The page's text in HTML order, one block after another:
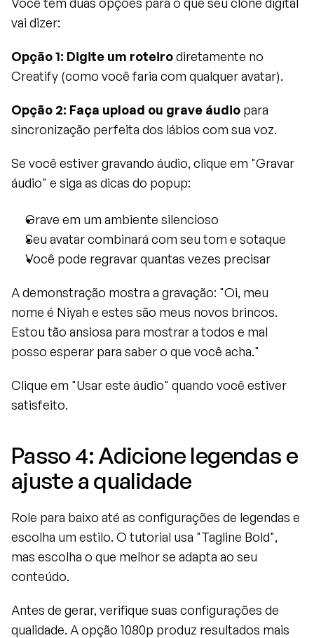
vai dizer:
Opção 1: Digite um roteiro diretamente no
Creatify (como você faria com qualquer avatar).
Opção 2: Faça upload ou grave áudio para
sincronização perfeita dos lábios com sua voz.
Se você estiver gravando áudio, clique em "Gravar
áudio" e siga as dicas do popup:
Grave em um ambiente silencioso
Seu avatar combinará com seu tom e sotaque
Você pode regravar quantas vezes precisar
A demonstração mostra a gravação: "Oi, meu
nome é Niyah e estes são meus novos brincos.
Estou tão ansiosa para mostrar a todos e mal
posso esperar para saber o que você acha."
Clique em "Usar este áudio" quando você estiver
satisfeito.
Passo 4: Adicione legendas e
ajuste a qualidade
Role para baixo até as configurações de legendas e
escolha um estilo. O tutorial usa "Tagline Bold",
mas escolha o que melhor se adapta ao seu
conteúdo.
Antes de gerar, verifique suas configurações de
qualidade. A opção 1080p produz resultados mais